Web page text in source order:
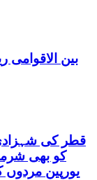
بین
قطر کی
یورپین